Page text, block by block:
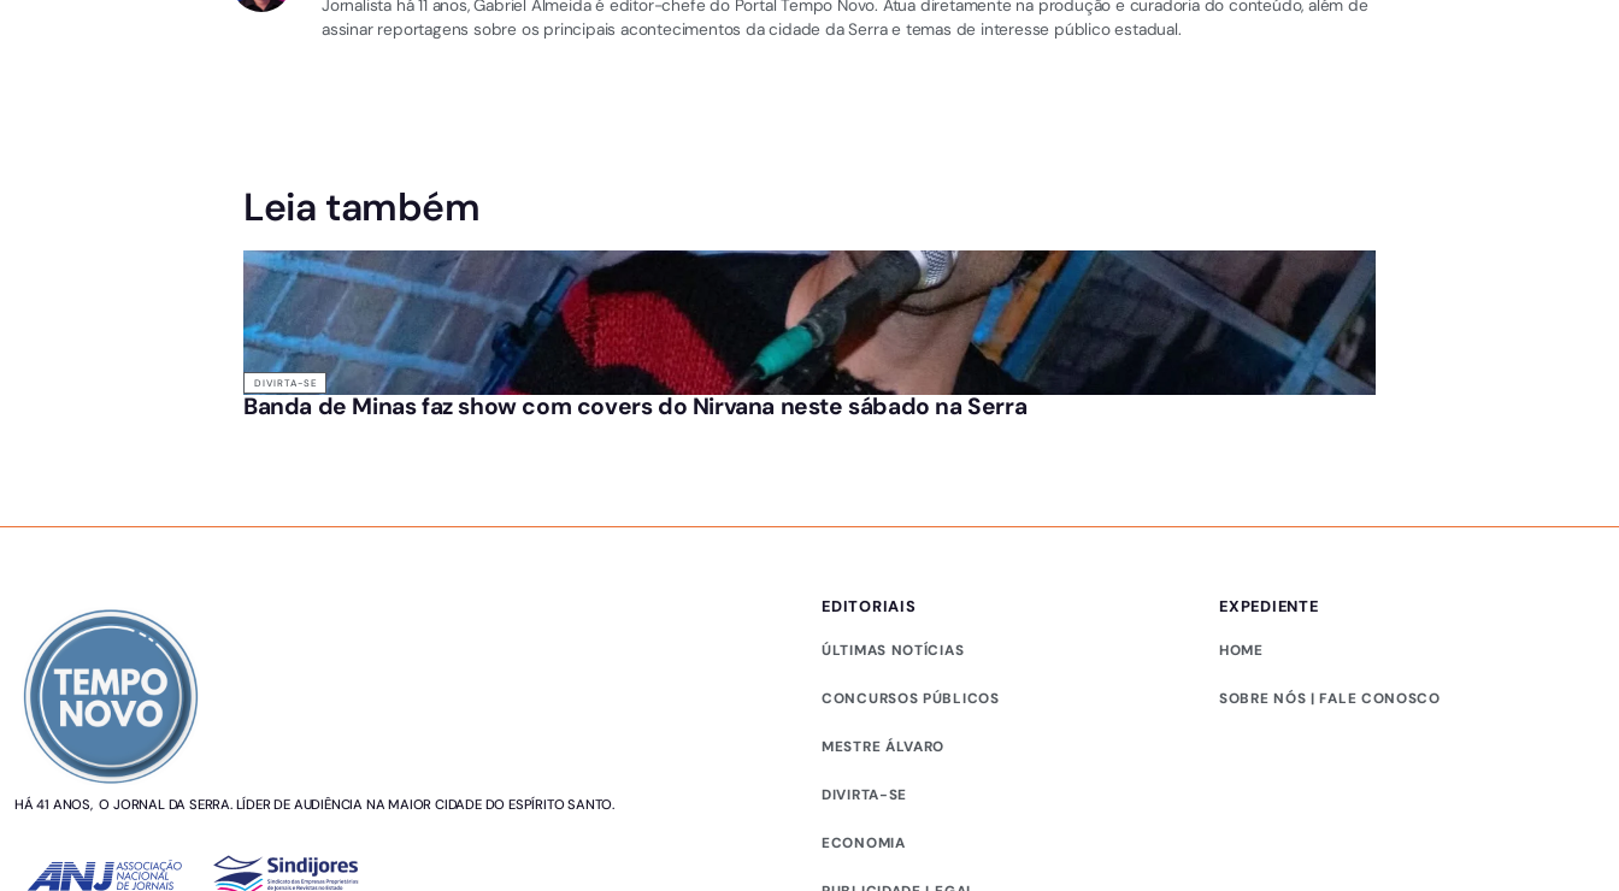
Jornalista há 11 anos, Gabriel Almeida é editor-chefe do Portal Tempo Novo. Atua diretamente na produção e curadoria do conteúdo, além de
assinar reportagens sobre os principais acontecimentos da cidade da Serra e temas de interesse público estadual.
Leia também
DIVIRTA-SE
Banda de Minas faz show com covers do Nirvana neste sábado na Serra
HÁ 41 ANOS, O JORNAL DA SERRA. LÍDER DE AUDIÊNCIA NA MAIOR CIDADE DO ESPÍRITO SANTO.
EDITORIAIS
ÚLTIMAS NOTÍCIAS
CONCURSOS PÚBLICOS
MESTRE ÁLVARO
DIVIRTA-SE
ECONOMIA
EXPEDIENTE
HOME
SOBRE NÓS | FALE CONOSCO